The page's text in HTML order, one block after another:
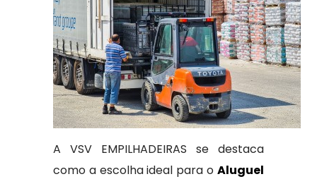
A VSV EMPILHADEIRAS se destaca
como a escolha ideal para oAluguel